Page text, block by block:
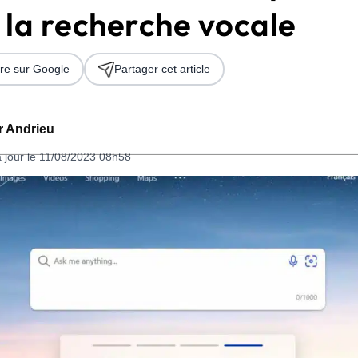
recherche vocale
Andrieu
jour le 11/08/2023 08h58
sur Google Partager cet article